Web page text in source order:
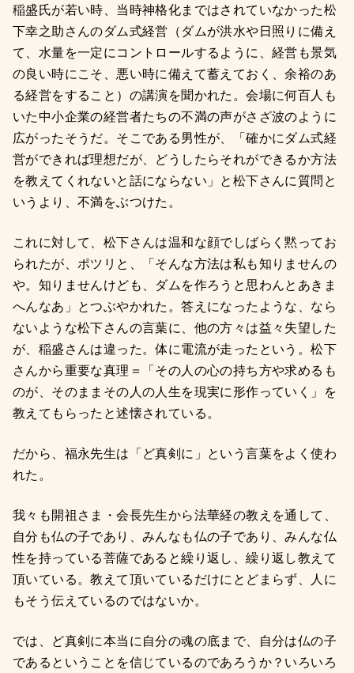
稲盛氏が若い時、当時神格化まではされていなかった松
下幸之助さんのダム式経営（ダムが洪水や日照りに備え
て、水量を一定にコントロールするように、経営も景気
の良い時にこそ、悪い時に備えて蓄えておく、余裕のあ
る経営をすること）の講演を聞かれた。会場に何百人も
いた中小企業の経営者たちの不満の声がさざ波のように
広がったそうだ。そこである男性が、「確かにダム式経
営ができれば理想だが、どうしたらそれができるか方法
を教えてくれないと話にならない」と松下さんに質問と
いうより、不満をぶつけた。
これに対して、松下さんは温和な顔でしばらく黙ってお
られたが、ポツリと、「そんな方法は私も知りませんの
や。知りませんけども、ダムを作ろうと思わんとあきま
へんなあ」とつぶやかれた。答えになったような、なら
ないような松下さんの言葉に、他の方々は益々失望した
が、稲盛さんは違った。体に電流が走ったという。松下
さんから重要な真理＝「その人の心の持ち方や求めるも
のが、そのままその人の人生を現実に形作っていく」を
教えてもらったと述懐されている。
だから、福永先生は「ど真剣に」という言葉をよく使わ
れた。
我々も開祖さま・会長先生から法華経の教えを通して、
自分も仏の子であり、みんなも仏の子であり、みんな仏
性を持っている菩薩であると繰り返し、繰り返し教えて
頂いている。教えて頂いているだけにとどまらず、人に
もそう伝えているのではないか。
では、ど真剣に本当に自分の魂の底まで、自分は仏の子
であるということを信じているのであろうか？いろいろ